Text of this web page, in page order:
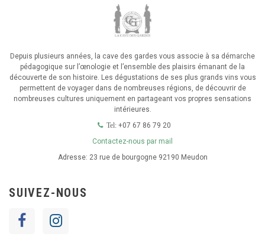
Depuis plusieurs années, la cave des gardes vous associe à sa démarche
pédagogique sur l’œnologie et l’ensemble des plaisirs émanant de la
découverte de son histoire. Les dégustations de ses plus grands vins vous
permettent de voyager dans de nombreuses régions, de découvrir de
nombreuses cultures uniquement en partageant vos propres sensations
intérieures.
Tel:+07 67 86 79 20
Contactez-nous par mail
Adresse: 23 rue de bourgogne 92190 Meudon
SUIVEZ-NOUS